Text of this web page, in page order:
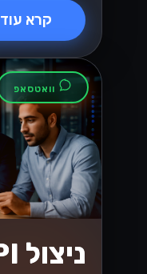
קרא עוד
וואטסאפ